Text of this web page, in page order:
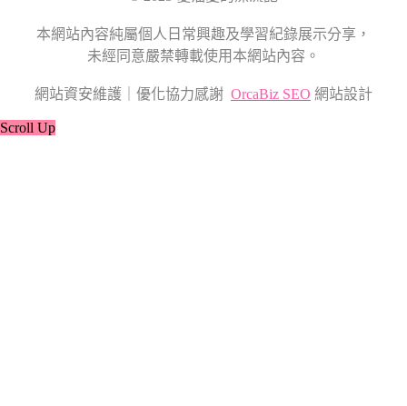
本網站內容純屬個人日常興趣及學習紀錄展示分享，
未經同意嚴禁轉載使用本網站內容。
網站資安維護｜優化協力感謝 OrcaBiz SEO 網站設計
Scroll Up